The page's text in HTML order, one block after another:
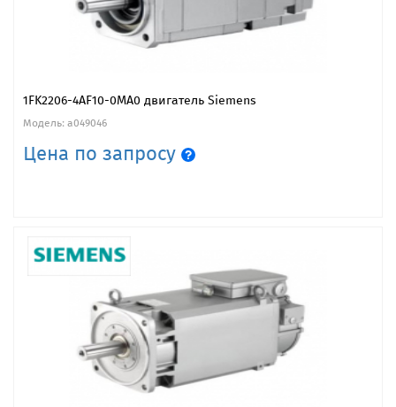
1FK2206-4AF10-0MA0 двигатель Siemens
Модель: a049046
Цена по запросу